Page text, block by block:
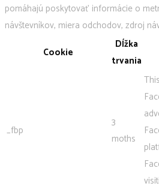
pomáhajú poskytovať informácie o
návštevníkov, miera odchodov, zdroj
Cookie
Dĺžka
trvania
_fbp
3
moths